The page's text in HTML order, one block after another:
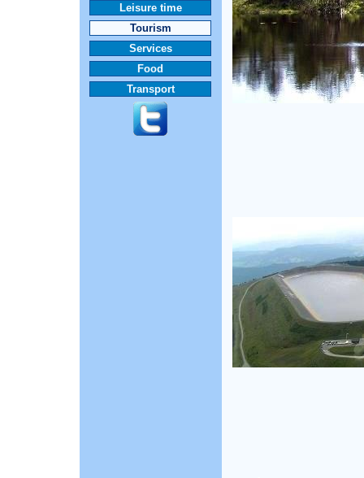
Leisure time
Tourism
Services
Food
Transport